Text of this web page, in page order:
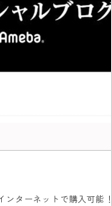
ターネットで購入可能！